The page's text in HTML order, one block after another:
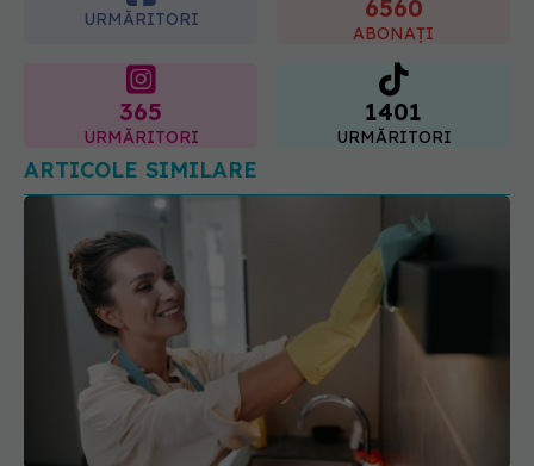
URMĂRITORI 6560
ABONAȚI
365
URMĂRITORI
1401
URMĂRITORI
ARTICOLE SIMILARE